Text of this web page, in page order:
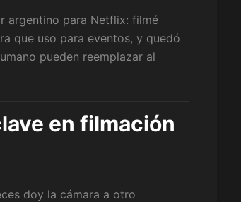
argentino para Netflix: filmé
que uso para eventos, y quedó
pueden reemplazar al
en filmación
doy la cámara a otro